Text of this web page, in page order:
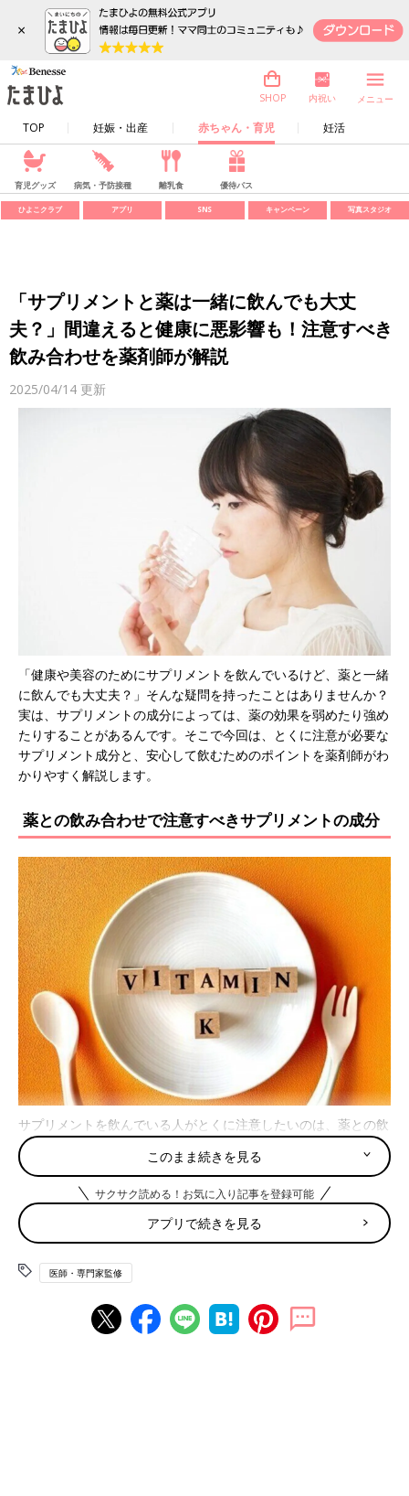
×
TOP 妊娠・出産 赤ちゃん・育児 妊活
SHOP 内祝い メニュー
育児グッズ 病気・予防接種 離乳食 優待パス
ひよこクラブ アプリ SNS キャンペーン 写真スタジオ
「サプリメントと薬は一緒に飲んでも大丈
夫？」間違えると健康に悪影響も！注意すべき
飲み合わせを薬剤師が解説
2025/04/14 更新
「健康や美容のためにサプリメントを飲んでいるけど、薬と一緒
に飲んでも大丈夫？」そんな疑問を持ったことはありませんか？
実は、サプリメントの成分によっては、薬の効果を弱めたり強め
たりすることがあるんです。そこで今回は、とくに注意が必要な
サプリメント成分と、安心して飲むためのポイントを薬剤師がわ
かりやすく解説します。
薬との飲み合わせで注意すべきサプリメントの成分
サプリメントを飲んでいる人がとくに注意したいのは、薬との飲
み合わせ。ここでは、注意が必要なサプリメントの成分を3つご
紹介します。
ビタミンK
ビタミンKは血液を固める酵素の合成に関与しています。たとえ
ば、怪我をしても時間がたつと自然に出血がとまるのは、血液を
固める酵素が働くから。ビタミンKは、この酵素の生成に欠かせ
このまま続きを見る
サクサク読める！お気に入り記事を登録可能
アプリで続きを見る
医師・専門家監修